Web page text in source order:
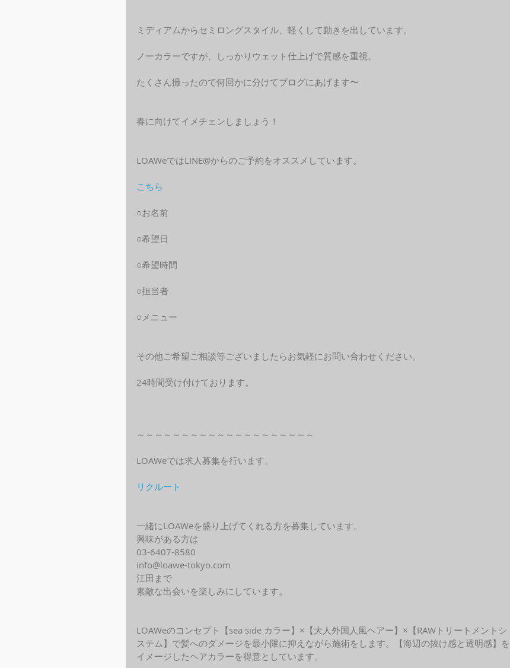
ミディアムからセミロングスタイル、軽くして動きを出しています。
ノーカラーですが、しっかりウェット仕上げで質感を重視。
たくさん撮ったので何回かに分けてブログにあげます〜
春に向けてイメチェンしましょう！
LOAWeではLINE@からのご予約をオススメしています。
こちら
○お名前
○希望日
○希望時間
○担当者
○メニュー
その他ご希望ご相談等ございましたらお気軽にお問い合わせください。
24時間受け付けております。
～～～～～～～～～～～～～～～～～～～～
LOAWeでは求人募集を行います。
リクルート
一緒にLOAWeを盛り上げてくれる方を募集しています。
興味がある方は
03-6407-8580
info@loawe-tokyo.com
江田まで
素敵な出会いを楽しみにしています。
LOAWeのコンセプト【sea side カラー】×【大人外国人風ヘアー】×【RAWトリートメントシ
ステム】で髪へのダメージを最小限に抑えながら施術をします。【海辺の抜け感と透明感】を
イメージしたヘアカラーを得意としています。